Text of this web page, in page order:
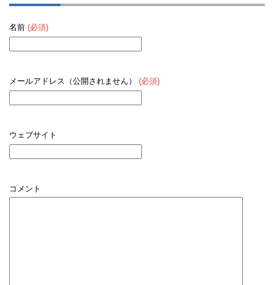
名前 (必須)
メールアドレス（公開されません） (必須)
ウェブサイト
コメント